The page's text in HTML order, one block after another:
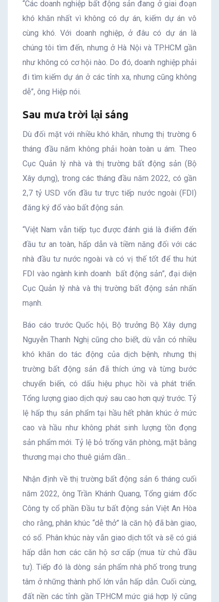
“Các doanh nghiệp bất động sản đang ở giai đoạn
khó khăn nhất vì không có dự án, kiếm dự án vô
cùng khó. Với doanh nghiệp, ở đâu có dự án là
chúng tôi tìm đến, nhưng ở Hà Nội và TP.HCM gần
như không có cơ hội nào. Do đó, doanh nghiệp phải
đi tìm kiếm dự án ở các tỉnh xa, nhưng cũng không
dễ”, ông Hiệp nói.
Sau mưa trời lại sáng
Dù đối mặt với nhiều khó khăn, nhưng thị trường 6
tháng đầu năm không phải hoàn toàn u ám. Theo
Cục Quản lý nhà và thị trường bất động sản (Bộ
Xây dựng), trong các tháng đầu năm 2022, có gần
2,7 tỷ USD vốn đầu tư trực tiếp nước ngoài (FDI)
đăng ký đổ vào bất động sản.
“Việt Nam vẫn tiếp tục được đánh giá là điểm đến
đầu tư an toàn, hấp dẫn và tiềm năng đối với các
nhà đầu tư nước ngoài và có vị thế tốt để thu hút
FDI vào ngành kinh doanh bất động sản”, đại diện
Cục Quản lý nhà và thị trường bất động sản nhấn
mạnh.
Báo cáo trước Quốc hội, Bộ trưởng Bộ Xây dựng
Nguyễn Thanh Nghị cũng cho biết, dù vẫn có nhiều
khó khăn do tác động của dịch bệnh, nhưng thị
trường bất động sản đã thích ứng và từng bước
chuyển biến, có dấu hiệu phục hồi và phát triển.
Tổng lượng giao dịch quý sau cao hơn quý trước. Tỷ
lệ hấp thụ sản phẩm tại hầu hết phân khúc ở mức
cao và hầu như không phát sinh lượng tồn đọng
sản phẩm mới. Tỷ lệ bỏ trống văn phòng, mặt bằng
thương mại cho thuê giảm dần…
Nhận định về thị trường bất động sản 6 tháng cuối
năm 2022, ông Trần Khánh Quang, Tổng giám đốc
Công ty cổ phần Đầu tư bất động sản Việt An Hòa
cho rằng, phân khúc “dễ thở” là căn hộ đã bàn giao,
có sổ. Phân khúc này vẫn giao dịch tốt và sẽ có giá
hấp dẫn hơn các căn hộ sơ cấp (mua từ chủ đầu
tư). Tiếp đó là dòng sản phẩm nhà phố trong trung
tâm ở những thành phố lớn vẫn hấp dẫn. Cuối cùng,
đất nền các tỉnh gần TP.HCM mức giá hợp lý cũng